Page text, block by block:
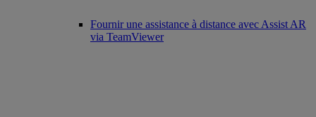
Fournir une assistance à distance avec Assist AR
via TeamViewer